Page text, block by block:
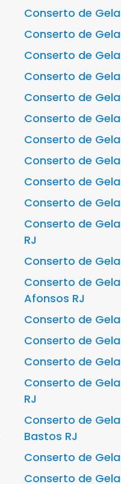
Conserto de
Conserto de
Conserto de
Conserto de
Conserto de
Conserto de
Conserto de
Conserto de
Conserto de
Conserto de
Conserto de
RJ
Conserto de
Conserto de
Afonsos RJ
Conserto de
Conserto de
Conserto de
Conserto de
RJ
Conserto de
Bastos RJ
Conserto de
Conserto de